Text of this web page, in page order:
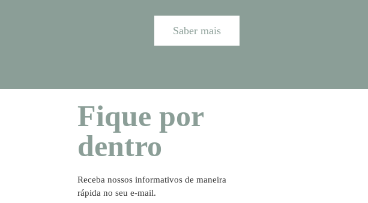
Saber mais
Fique por
dentro
Receba nossos informativos de maneira
rápida no seu e-mail.